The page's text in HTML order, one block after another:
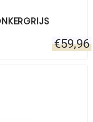
€59,96